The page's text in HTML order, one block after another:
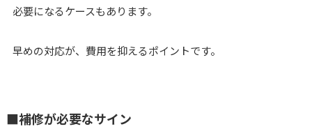
必要になるケースもあります。
早めの対応が、費用を抑えるポイントです。
■補修が必要なサイン